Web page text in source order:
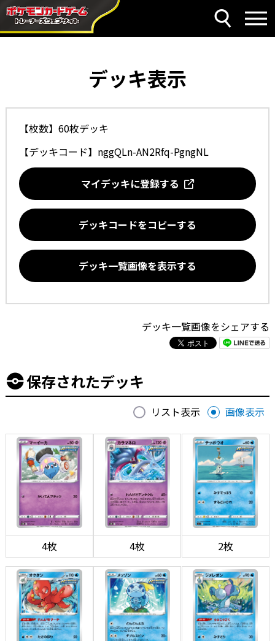
デッキ表示
【枚数】60枚デッキ
【デッキコード】 nggQLn-AN2Rfq-PgngNL
マイデッキに登録する
デッキコードをコピーする
デッキ一覧画像を表示する
デッキ一覧画像をシェアする
保存されたデッキ
リスト表示 画像表示
4枚 4枚 2枚